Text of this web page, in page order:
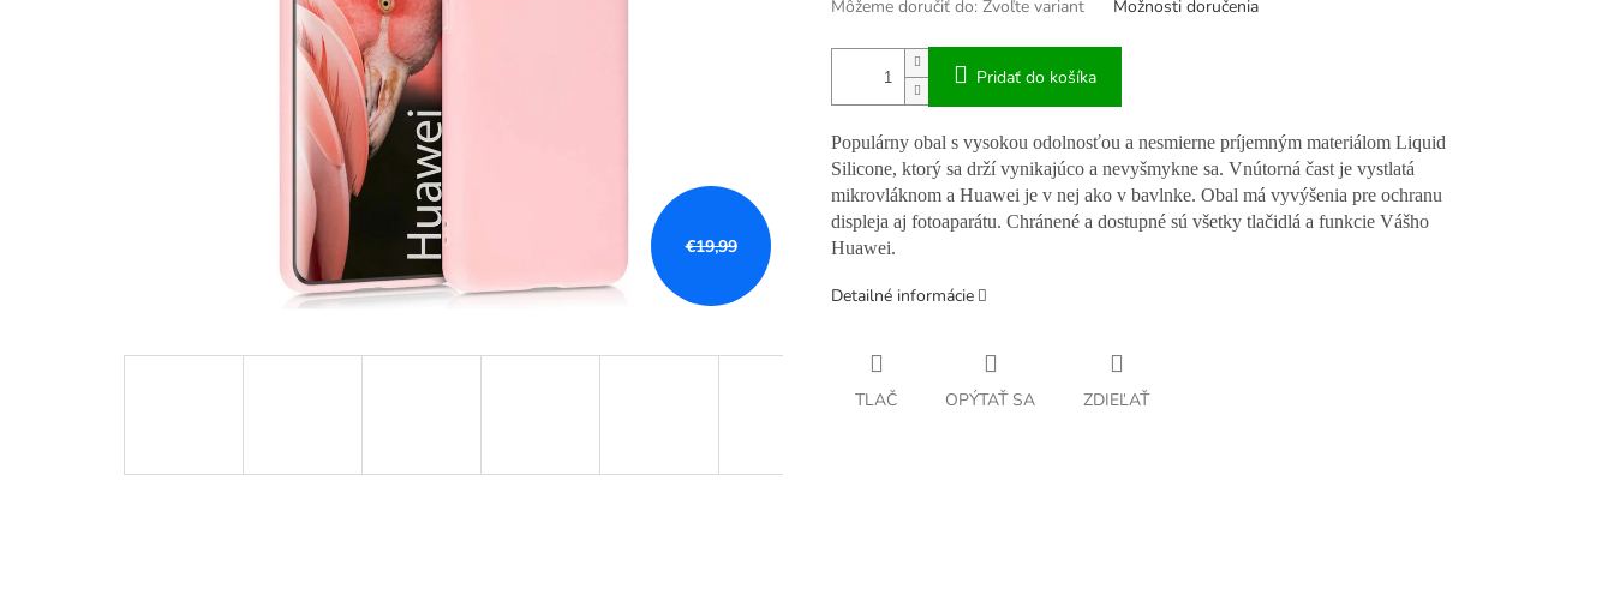
€19,99
Môžeme doručiť do: Zvoľte variant Možnosti doručenia
Pridať do košíka
Populárny obal s vysokou odolnosťou a nesmierne príjemným materiálom Liquid
Silicone, ktorý sa drží vynikajúco a nevyšmykne sa. Vnútorná čast je vystlatá
mikrovláknom a Huawei je v nej ako v bavlnke. Obal má vyvýšenia pre ochranu
displeja aj fotoaparátu. Chránené a dostupné sú všetky tlačidlá a funkcie Vášho
Huawei.
Detailné informácie
TLAČ OPÝTAŤ SA ZDIEĽAŤ